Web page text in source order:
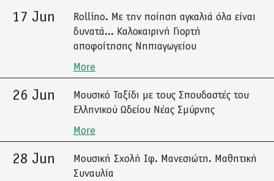
17 Jun
Rollino. Με την ποίηση αγκαλιά όλα είναι
δυνατά... Καλοκαιρινή Γιορτή
αποφοίτησης Νηπιαγωγείου
More
26 Jun
Μουσικό Ταξίδι με τους Σπουδαστές του
Ελληνικού Ωδείου Νέας Σμύρνης
More
28 Jun
Μουσική Σχολή Ιφ. Μανεσιώτη. Μαθητική
Συναυλία